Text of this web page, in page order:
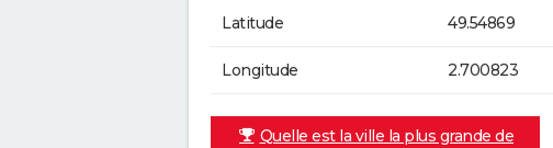
Latitude 49.54869
Longitude 2.700823
Quelle est la ville la plus grande de